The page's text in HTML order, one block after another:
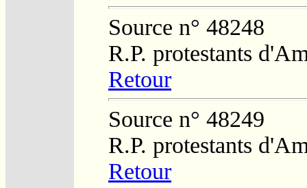
Source n° 48248
R.P. protestants
Retour
Source n° 48249
R.P. protestants
Retour